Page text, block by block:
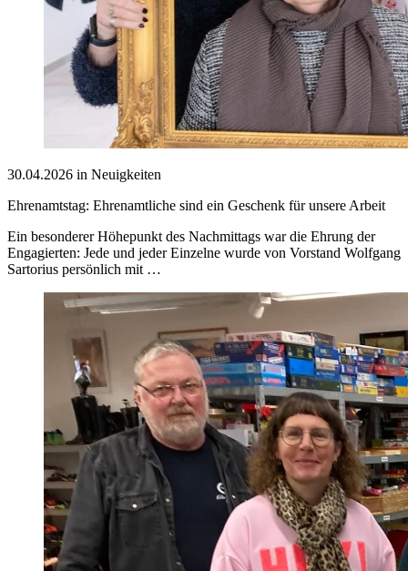
30.04.2026 in Neuigkeiten
Ehrenamtstag: Ehrenamtliche sind ein Geschenk für unsere Arbeit
Ein besonderer Höhepunkt des Nachmittags war die Ehrung der
Engagierten: Jede und jeder Einzelne wurde von Vorstand Wolfgang
Sartorius persönlich mit …